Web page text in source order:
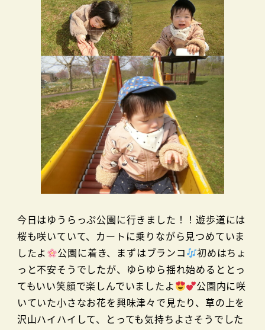
今日はゆうらっぷ公園に行きました！！遊歩道には
桜も咲いていて、カートに乗りながら見つめていま
したよ
公園に着き、まずはブランコ
初めはちょ
っと不安そうでしたが、ゆらゆら揺れ始めるととっ
てもいい笑顔で楽しんでいましたよ
公園内に咲
いていた小さなお花を興味津々で見たり、草の上を
沢山ハイハイして、とっても気持ちよさそうでした